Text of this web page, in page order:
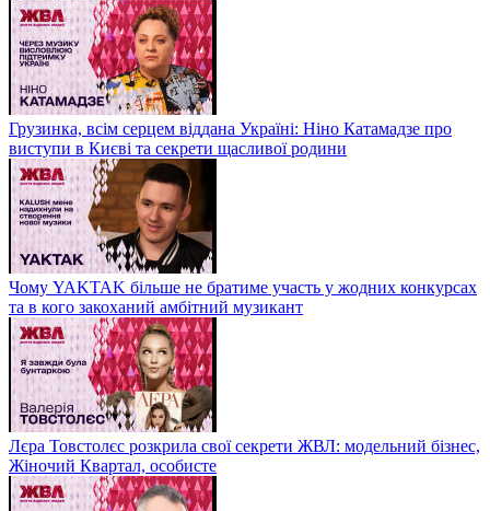
Грузинка, всім серцем віддана Україні: Ніно Катамадзе про
виступи в Києві та секрети щасливої родини
Чому YAKTAK більше не братиме участь у жодних конкурсах
та в кого закоханий амбітний музикант
Лєра Товстолєс розкрила свої секрети ЖВЛ: модельний бізнес,
Жіночий Квартал, особисте